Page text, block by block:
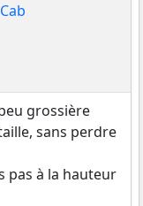
grossière
sans perdre
pas à la hauteur